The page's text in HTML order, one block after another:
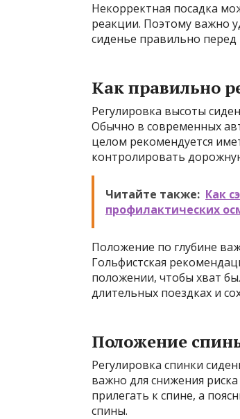
Некорректная посадка
реакции. Поэтому важно
сиденье правильно
Как правильно
Регулировка высоты
Обычно в современных
целом рекомендуется
контролировать
Читайте также: Как
профилактических
Положение по глубине
Гольфистская
положении, чтобы хват
длительных поездках и
Положение
Регулировка спинки
важно для снижения
прилегать к спине, а
спины.